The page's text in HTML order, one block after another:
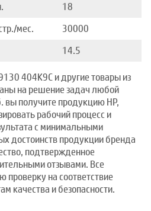
18
мес.
30000
14.5
404K9C и другие товары из
на решение задач любой
вы получите продукцию HP,
рабочий процесс и
с минимальными
достоинств продукции бренда
подтвержденное
отзывами. Все
проверку на соответствие
качества и безопасности.